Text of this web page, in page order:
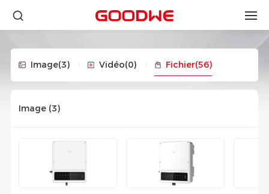
Image(3) Vidéo(0) Fichier(56)
Image (3)